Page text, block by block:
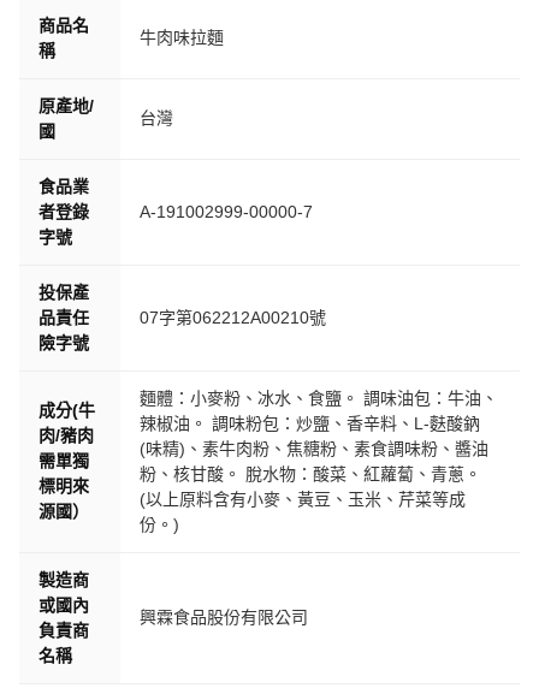
商品名
稱
牛肉味拉麵
原產地/
國
台灣
食品業
者登錄
字號
A-191002999-00000-7
投保產
品責任
險字號
07字第062212A00210號
成分(牛
肉/豬肉
需單獨
標明來
源國）
麵體：小麥粉、冰水、食鹽。 調味油包：牛油、
辣椒油。 調味粉包：炒鹽、香辛料、L-麩酸鈉
(味精)、素牛肉粉、焦糖粉、素食調味粉、醬油
粉、核甘酸。 脫水物：酸菜、紅蘿蔔、青蔥。
(以上原料含有小麥、黃豆、玉米、芹菜等成
份。)
製造商
或國內
負責商
名稱
興霖食品股份有限公司